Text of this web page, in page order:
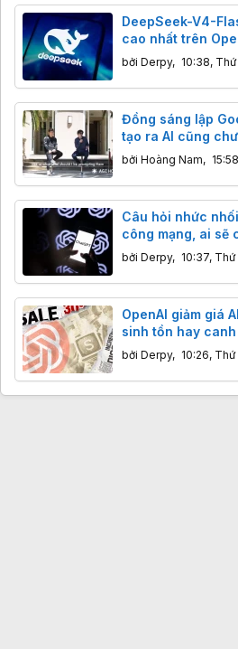
DeepSeek-V4-
cao nhất trên
bởi Derpy, 10:38,
Đồng sáng lập
tạo ra AI cũng
bởi Hoàng Nam,
Câu hỏi nhức
công mạng, ai sẽ
bởi Derpy, 10:37, Thứ
OpenAI giảm giá
sinh tồn hay
bởi Derpy, 10:26, Thứ